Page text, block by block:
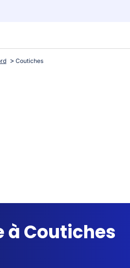
Coutiches
à Coutiches